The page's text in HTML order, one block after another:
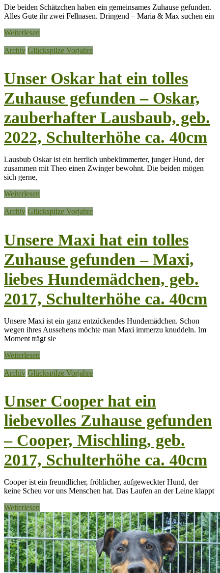
Die beiden Schätzchen haben ein gemeinsames Zuhause gefunden.
Alles Gute ihr zwei Fellnasen. Dringend – Maria & Max suchen ein
Weiterlesen
Archiv Glückspilze Vorjahre
Unser Oskar hat ein tolles
Zuhause gefunden – Oskar,
zauberhafter Lausbaub, geb.
2022, Schulterhöhe ca. 40cm
Lausbub Oskar ist ein herrlich unbekümmerter, junger Hund, der
zusammen mit Theo einen Zwinger bewohnt. Die beiden mögen
sich gerne,
Weiterlesen
Archiv Glückspilze Vorjahre
Unsere Maxi hat ein tolles
Zuhause gefunden – Maxi,
liebes Hundemädchen, geb.
2017, Schulterhöhe ca. 40cm
Unsere Maxi ist ein ganz entzückendes Hundemädchen. Schon
wegen ihres Aussehens möchte man Maxi immerzu knuddeln. Im
Moment trägt sie
Weiterlesen
Archiv Glückspilze Vorjahre
Unser Cooper hat ein
liebevolles Zuhause gefunden
– Cooper, Mischling, geb.
2017, Schulterhöhe ca. 40cm
Cooper ist ein freundlicher, fröhlicher, aufgeweckter Hund, der
keine Scheu vor uns Menschen hat. Das Laufen an der Leine klappt
Weiterlesen